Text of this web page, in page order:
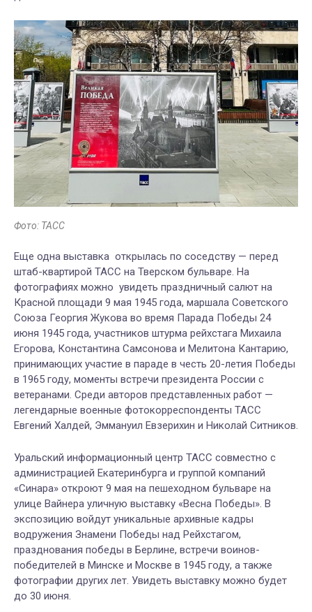
Фото: ТАСС
Еще одна выставка открылась по соседству — перед
штаб-квартирой ТАСС на Тверском бульваре. На
фотографиях можно увидеть праздничный салют на
Красной площади 9 мая 1945 года, маршала Советского
Союза Георгия Жукова во время Парада Победы 24
июня 1945 года, участников штурма рейхстага Михаила
Егорова, Константина Самсонова и Мелитона Кантарию,
принимающих участие в параде в честь 20-летия Победы
в 1965 году, моменты встречи президента России с
ветеранами. Среди авторов представленных работ —
легендарные военные фотокорреспонденты ТАСС
Евгений Халдей, Эммануил Евзерихин и Николай Ситников.
Уральский информационный центр ТАСС совместно с
администрацией Екатеринбурга и группой компаний
«Синара» откроют 9 мая на пешеходном бульваре на
улице Вайнера уличную выставку «Весна Победы». В
экспозицию войдут уникальные архивные кадры
водружения Знамени Победы над Рейхстагом,
празднования победы в Берлине, встречи воинов-
победителей в Минске и Москве в 1945 году, а также
фотографии других лет. Увидеть выставку можно будет
до 30 июня.